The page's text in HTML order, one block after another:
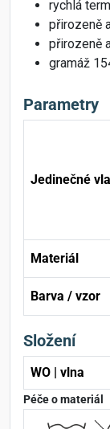
rychlá
přirozeně
přirozeně
gramáž
Parametry
Jedinečné
Materiál
Barva / vzor
Složení
WO | vlna
Péče o materiál